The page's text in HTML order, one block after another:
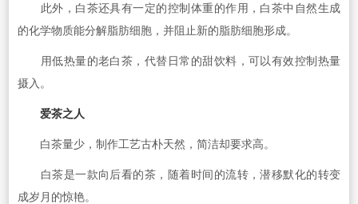
此外，白茶还具有一定的控制体重的作用，白茶中自然生成
的化学物质能分解脂肪细胞，并阻止新的脂肪细胞形成。
用低热量的老白茶，代替日常的甜饮料，可以有效控制热量
摄入。
爱茶之人
白茶量少，制作工艺古朴天然，简洁却要求高。
白茶是一款向后看的茶，随着时间的流转，潜移默化的转变
成岁月的惊艳。